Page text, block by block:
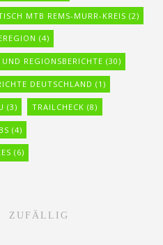
MTB REMS-MURR-KREIS (2)
(4)
REGIONSBERICHTE (30)
DEUTSCHLAND (1)
(3) TRAILCHECK (8)
(4)
(6)
ZUFÄLLIG